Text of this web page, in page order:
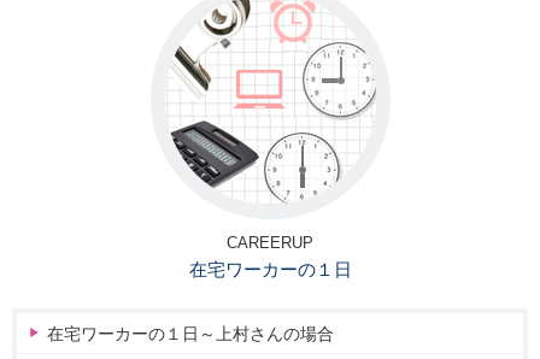
CAREERUP
在宅ワーカーの１日
在宅ワーカーの１日～上村さんの場合